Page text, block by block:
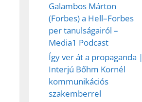
Galambos Márton
(Forbes) a Hell–Forbes
per tanulságairól –
Media1 Podcast
Így ver át a propaganda |
Interjú Bőhm Kornél
kommunikációs
szakemberrel